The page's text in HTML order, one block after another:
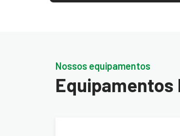
Nossos equipamentos
Equipamentos